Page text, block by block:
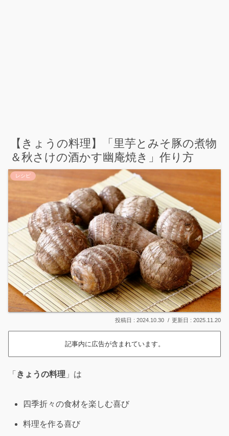
【きょうの料理】「里芋とみそ豚の煮物
＆秋さけの酒かす幽庵焼き」作り方
レシピ
2024.10.30 2025.11.20
記事内に広告が含まれています。
「 きょうの料理 」は
四季折々の食材を楽しむ喜び
料理を作る喜び